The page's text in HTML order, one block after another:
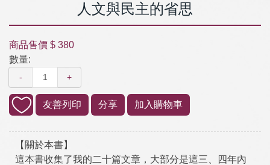
人文與民主的省思
商品售價 $ 380
數量:
- +
友善列印 分享 加入購物車
【關於本書】
這本書收集了我的二十篇文章，大部分是這三、四年內